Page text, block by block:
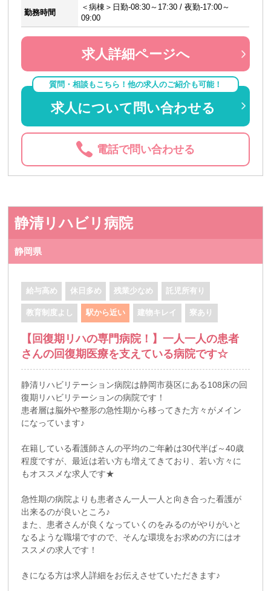
勤務時間
＜病棟＞日勤-08:30～17:30 / 夜勤-17:00～
09:00
求人詳細ページへ
質問・相談もこちら！他の求人のご紹介も可能！
求人について問い合わせる
電話で問い合わせる
静清リハビリ病院
静岡県
給与高め 休日多め 残業少なめ 託児所有り
教育制度よし 駅から近い 建物キレイ 寮あり
【回復期リハの専門病院！】一人一人の患者
さんの回復期医療を支えている病院です☆
静清リハビリテーション病院は静岡市葵区にある108床の回
復期リハビリテーションの病院です！
患者層は脳外や整形の急性期から移ってきた方々がメイン
になっています♪
在籍している看護師さんの平均のご年齢は30代半ば～40歳
程度ですが、最近は若い方も増えてきており、若い方々に
もオススメな求人です★
急性期の病院よりも患者さん一人一人と向き合った看護が
出来るのが良いところ♪
また、患者さんが良くなっていくのをみるのがやりがいと
なるような職場ですので、そんな環境をお求めの方にはオ
ススメの求人です！
きになる方は求人詳細をお伝えさせていただきます♪